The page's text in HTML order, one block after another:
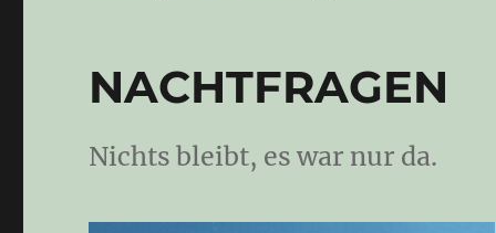
NACHTFRAGEN
Nichts bleibt, es war nur da.